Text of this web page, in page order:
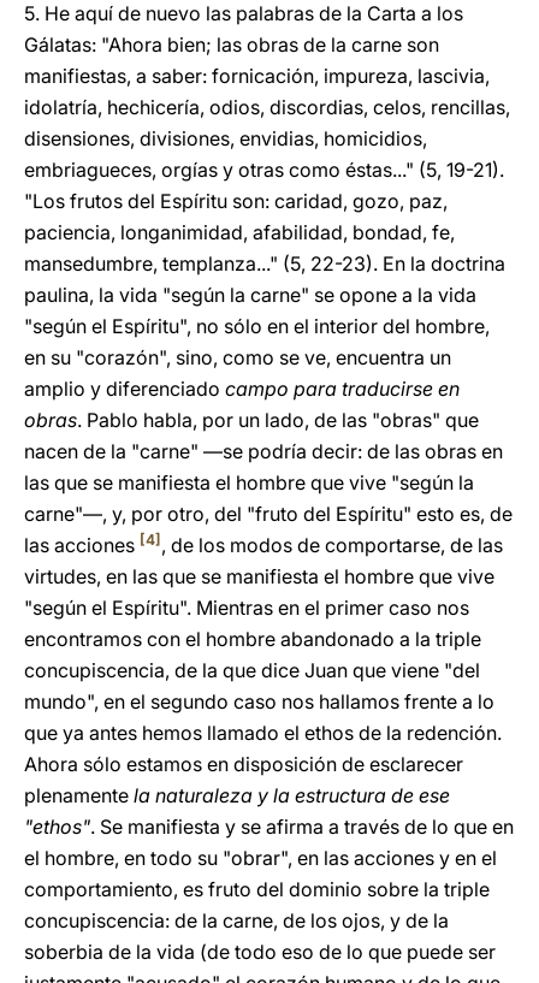
5. He aquí de nuevo las palabras de la Carta a los
Gálatas: "Ahora bien; las obras de la carne son
manifiestas, a saber: fornicación, impureza, lascivia,
idolatría, hechicería, odios, discordias, celos, rencillas,
disensiones, divisiones, envidias, homicidios,
embriagueces, orgías y otras como éstas..." (5, 19-21).
"Los frutos del Espíritu son: caridad, gozo, paz,
paciencia, longanimidad, afabilidad, bondad, fe,
mansedumbre, templanza..." (5, 22-23). En la doctrina
paulina, la vida "según la carne" se opone a la vida
"según el Espíritu", no sólo en el interior del hombre,
en su "corazón", sino, como se ve, encuentra un
amplio y diferenciado campo para traducirse en
obras. Pablo habla, por un lado, de las "obras" que
nacen de la "carne" —se podría decir: de las obras en
las que se manifiesta el hombre que vive "según la
carne"—, y, por otro, del "fruto del Espíritu" esto es, de
las acciones [4] , de los modos de comportarse, de las
virtudes, en las que se manifiesta el hombre que vive
"según el Espíritu". Mientras en el primer caso nos
encontramos con el hombre abandonado a la triple
concupiscencia, de la que dice Juan que viene "del
mundo", en el segundo caso nos hallamos frente a lo
que ya antes hemos llamado el ethos de la redención.
Ahora sólo estamos en disposición de esclarecer
plenamente la naturaleza y la estructura de ese
"ethos". Se manifiesta y se afirma a través de lo que en
el hombre, en todo su "obrar", en las acciones y en el
comportamiento, es fruto del dominio sobre la triple
concupiscencia: de la carne, de los ojos, y de la
soberbia de la vida (de todo eso de lo que puede ser